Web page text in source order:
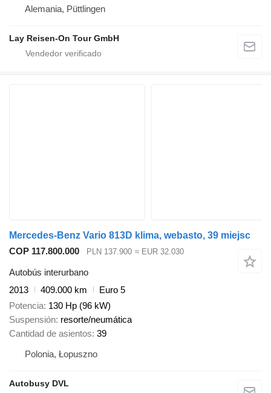
Alemania, Püttlingen
Lay Reisen-On Tour GmbH
Mercedes-Benz Vario 813D klima, webasto, 39 miejsc
COP 117.800.000
PLN 137.900 ≈ EUR 32.030
Autobús interurbano
2013
409.000 km
Euro 5
Potencia 130 Hp (96 kW)
Suspensión resorte/neumática
Cantidad de asientos 39
Polonia, Łopuszno
Autobusy DVL